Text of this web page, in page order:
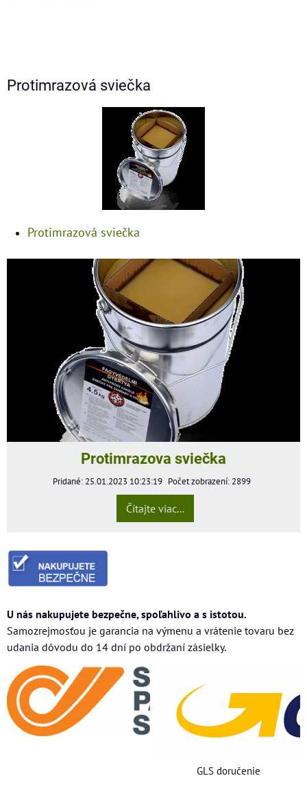
Protimrazová sviečka
Protimrazová sviečka
Protimrazova sviečka
Pridané: 25.01.2023 10:23:19 Počet zobrazení: 2899
Čítajte viac...
U nás nakupujete bezpečne, spoľahlivo a s istotou.
Samozrejmosťou je garancia na výmenu a vrátenie tovaru bez
udania dôvodu do 14 dní po obdržaní zásielky.
GLS doručenie